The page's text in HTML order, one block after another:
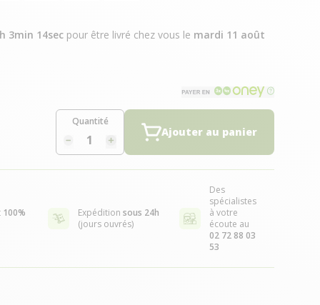
3min 13secpour être livré chez vous le mardi 11 août
Quantité
Ajouter au panier
100%
Expédition sous 24h
(jours ouvrés)
Des
spécialistes
à votre
écoute au
02 72 88 03
53